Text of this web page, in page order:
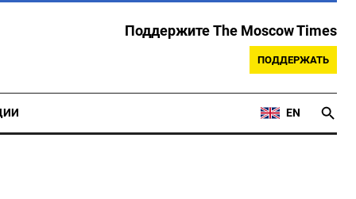
Поддержите The Moscow Times
ПОДДЕРЖАТЬ
EN